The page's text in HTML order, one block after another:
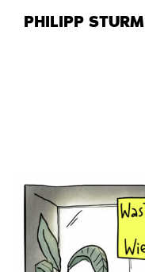
InhaltPHILIPP STURM